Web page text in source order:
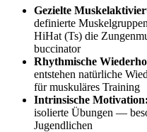
Gezielte
definierte
HiHat (Ts) die
buccinator
Rhythmische
entstehen natürliche
für muskuläres Training
Intrinsische Motivation:
isolierte Übungen —
Jugendlichen